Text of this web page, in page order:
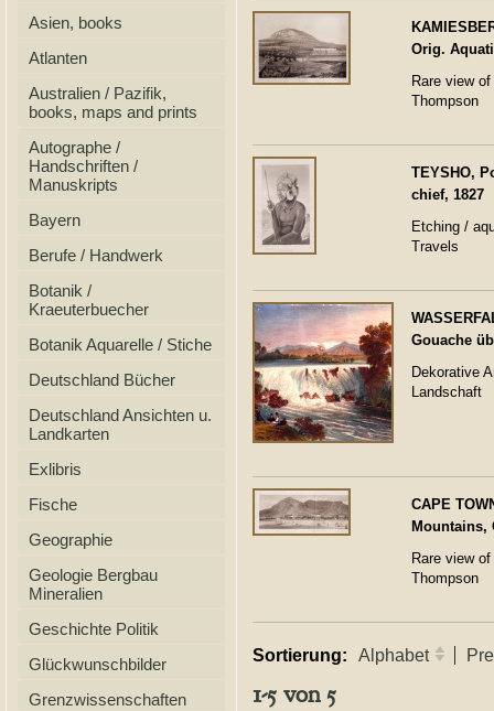
Asien, books
Atlanten
Australien / Pazifik,
books, maps and prints
Autographe /
Handschriften /
Manuskripts
Bayern
Berufe / Handwerk
Botanik /
Kraeuterbuecher
Botanik Aquarelle / Stiche
Deutschland Bücher
Deutschland Ansichten u.
Landkarten
Exlibris
Fische
Geographie
Geologie Bergbau
Mineralien
Geschichte Politik
Glückwunschbilder
Grenzwissenschaften
Orig.
Rare view
Thompson
TEYSHO,
chief, 1827
Etching /
Travels
Gouache
Dekorative
Landschaft
CAPE
Mountains,
Rare view
Thompson
Sortierung: Alphabet
1-5 von 5